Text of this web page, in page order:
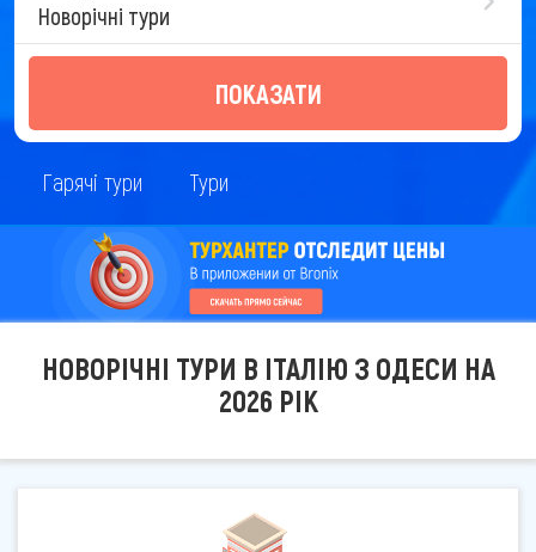
Новорічні тури
ПОКАЗАТИ
Гарячі тури Тури
НОВОРІЧНІ ТУРИ В ІТАЛІЮ З ОДЕСИ НА
2026 РІК